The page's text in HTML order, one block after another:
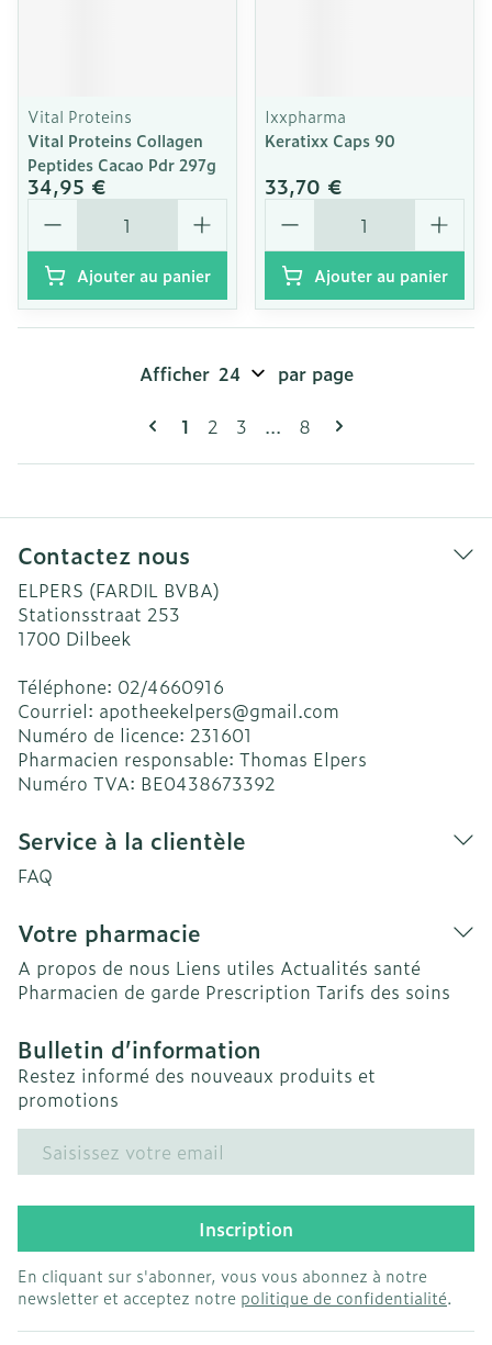
Vital Proteins
Vital Proteins Collagen
Peptides Cacao Pdr 297g
34,95 €
Quantité
Ajouter au panier
Ixxpharma
Keratixx Caps 90
33,70 €
Quantité
Ajouter au panier
Pages
Vous lisez actuellement la page
1 Page
2 Page
3 ... Page
8
Afficher par page
Contactez nous
ELPERS (FARDIL BVBA)
Stationsstraat 253
1700 Dilbeek
Téléphone: 02/4660916
Courriel: apotheekelpers@gmail.com
Numéro de licence: 231601
Pharmacien responsable: Thomas Elpers
Numéro TVA: BE0438673392
Service à la clientèle
FAQ
Votre pharmacie
A propos de nous Liens utiles Actualités santé
Pharmacien de garde Prescription Tarifs des soins
Bulletin d’information
Restez informé des nouveaux produits et
promotions
Adresse mail
Inscription
En cliquant sur s'abonner, vous vous abonnez à notre
newsletter et acceptez notre politique de confidentialité.